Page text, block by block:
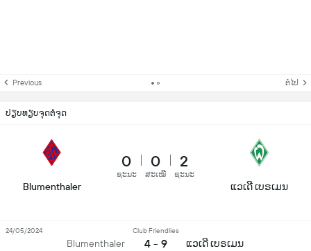
Previous ຕໍ່ໄປ
ປຽບທຽບຈຸດຕໍ່ຈຸດ
Blumenthaler
0
ຊະນະ
0
ສະເໝີ
2
ຊະນະ
ແວເດີ ເບຣເມນ
Blumenthaler
Club Friendlies
4 - 9 ແວເດີ ເບຣເມນ
24/05/2024